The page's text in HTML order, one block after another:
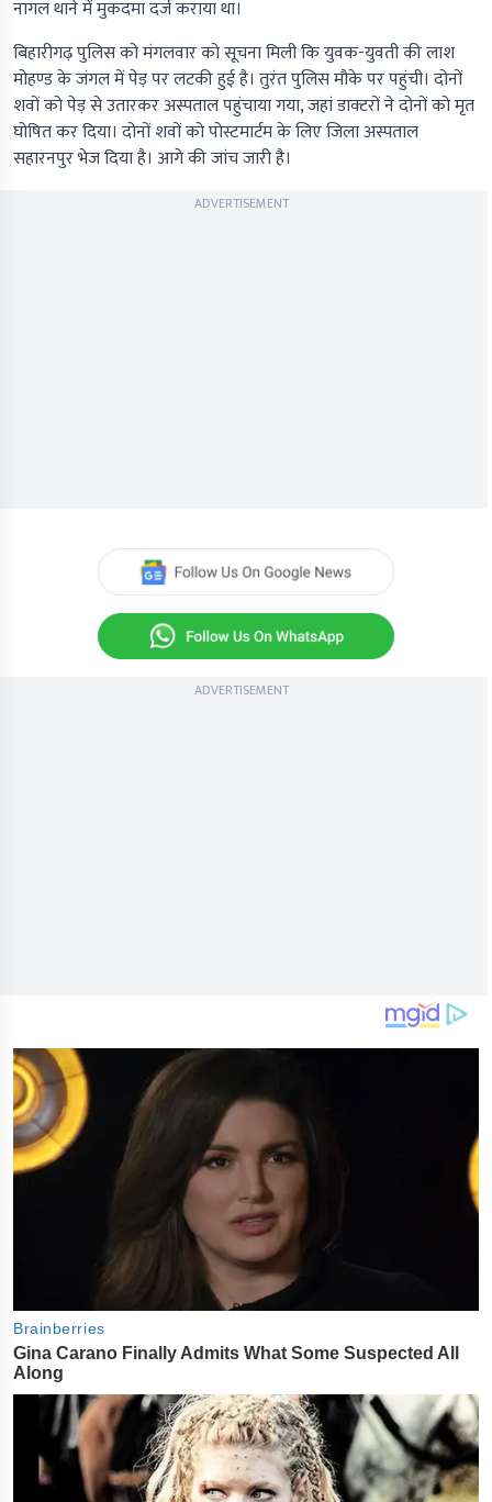
नागल थाने में मुकदमा दर्ज कराया था।
बिहारीगढ़ पुलिस को मंगलवार को सूचना मिली कि युवक-युवती की लाश
मोहण्ड के जंगल में पेड़ पर लटकी हुई है। तुरंत पुलिस मौके पर पहुंची। दोनों
शवों को पेड़ से उतारकर अस्पताल पहुंचाया गया, जहां डाक्टरों ने दोनों को मृत
घोषित कर दिया। दोनों शवों को पोस्टमार्टम के लिए जिला अस्पताल
सहारनपुर भेज दिया है। आगे की जांच जारी है।
ADVERTISEMENT
ADVERTISEMENT